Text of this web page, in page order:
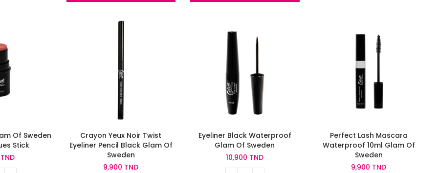
Of Sweden
Stick
Crayon Yeux Noir Twist
Eyeliner Pencil Black Glam Of
Sweden
9,900 TND
Eyeliner Black Waterproof
Glam Of Sweden
10,900 TND
Perfect Lash Mascara
Waterproof 10ml Glam Of
Sweden
9,900 TND